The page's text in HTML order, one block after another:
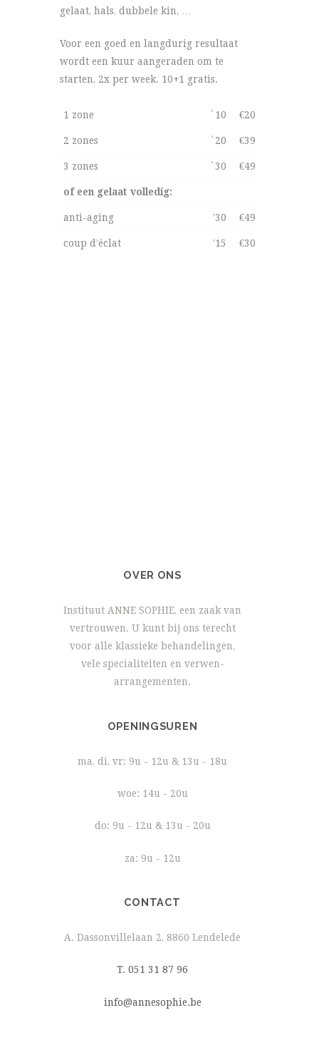
gelaat, hals, dubbele kin, …
Voor een goed en langdurig resultaat
wordt een kuur aangeraden om te
starten, 2x per week. 10+1 gratis.
1 zone `10 €20
2 zones `20 €39
3 zones `30 €49
of een gelaat volledig:
anti-aging ’30 €49
coup d’éclat ’15 €30
OVER ONS
Instituut ANNE SOPHIE, een zaak van
vertrouwen. U kunt bij ons terecht
voor alle klassieke behandelingen,
vele specialiteiten en verwen-
arrangementen.
OPENINGSUREN
ma, di, vr: 9u - 12u & 13u - 18u
woe: 14u - 20u
do: 9u - 12u & 13u - 20u
za: 9u - 12u
CONTACT
A. Dassonvillelaan 2, 8860 Lendelede
T. 051 31 87 96
info@annesophie.be